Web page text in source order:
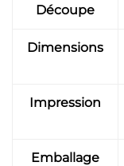
Découpe
Dimensions
Impression
Emballage